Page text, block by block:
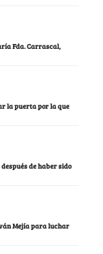
Fda. Carrascal,
la puerta por la que
de haber sido
Mejía para luchar